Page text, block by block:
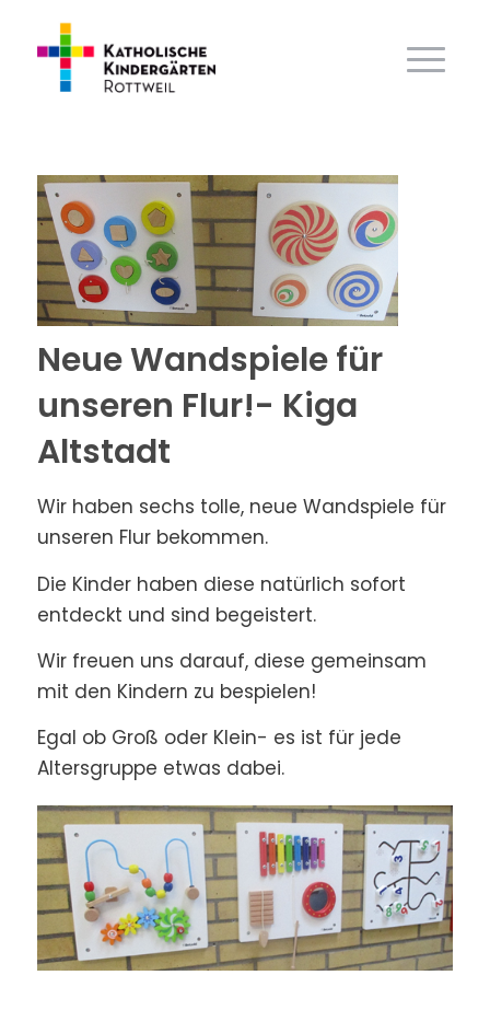
Neue Wandspiele für
unseren Flur!- Kiga
Altstadt
Wir haben sechs tolle, neue Wandspiele für
unseren Flur bekommen.
Die Kinder haben diese natürlich sofort
entdeckt und sind begeistert.
Wir freuen uns darauf, diese gemeinsam
mit den Kindern zu bespielen!
Egal ob Groß oder Klein- es ist für jede
Altersgruppe etwas dabei.